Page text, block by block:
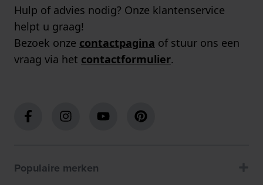
Hulp of advies nodig? Onze klantenservice
helpt u graag!
Bezoek onze contactpagina of stuur ons een
vraag via het contactformulier.
Populaire merken